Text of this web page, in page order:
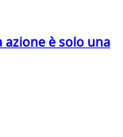
è solo una